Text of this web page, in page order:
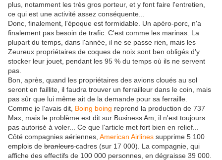
plus, notamment les très gros porteur, et y font faire l'entretien,
ce qui est une activité assez conséquente...
Donc, finalement, l'époque est formidable. Un apéro-porc, n'a
finalement pas besoin de trafic. C'est comme les marinas. La
plupart du temps, dans l'année, il ne se passe rien, mais les
Zeureux propriétaires de coques de noix sont ben obligés d'y
stocker leur jouet, pendant les 95 % du temps où ils ne servent
pas.
Bon, après, quand les propriétaires des avions cloués au sol
seront en faillite, il faudra trouver un ferrailleur dans le coin, mais
pas sûr que lui même ait de la demande pour sa ferraille.
Comme je l'avais dit, Boing boing reprend la production de 737
Max, mais le problème est dit sur Business Am, il n'est toujours
pas autorisé à voler... Ce que l'article met fort bien en relief...
Côté compagnies aériennes, American Airlines supprime 5 100
emplois de branleurscadres (sur 17 000). La compagnie, qui
affiche des effectifs de 100 000 personnes, en dégraisse 39 000.